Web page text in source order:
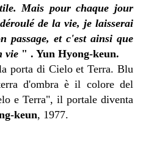
Mais pour chaque jour
de la vie, je laisserai
passage, et c'est ainsi que
vie " . Yun Hyong-keun.
porta di Cielo et Terra. Blu
d'ombra è il colore del
e Terra", il portale diventa
keun, 1977.